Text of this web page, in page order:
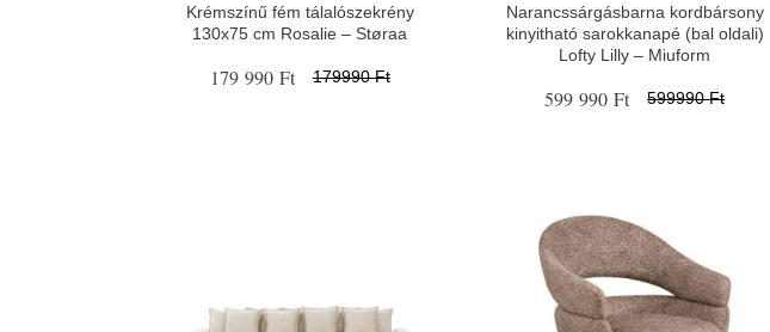
Krémszínű fém tálalószekrény
130x75 cm Rosalie – Støraa
179 990 Ft 179990 Ft
Narancssárgásbarna kordbársony
kinyitható sarokkanapé (bal oldali)
Lofty Lilly – Miuform
599 990 Ft 599990 Ft